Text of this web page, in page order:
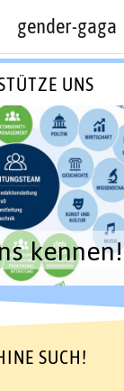
gender-gaga
UNS
kennen!
SUCH!